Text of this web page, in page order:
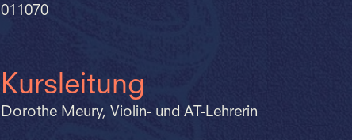
011070
Kursleitung
Dorothe Meury, Violin- und AT-Lehrerin